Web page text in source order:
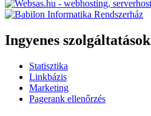
Ingyenes szolgáltatások
Statisztika
Linkbázis
Marketing
Pagerank ellenőrzés